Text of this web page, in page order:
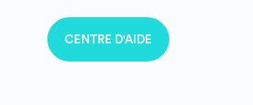
CENTRE D'AIDE